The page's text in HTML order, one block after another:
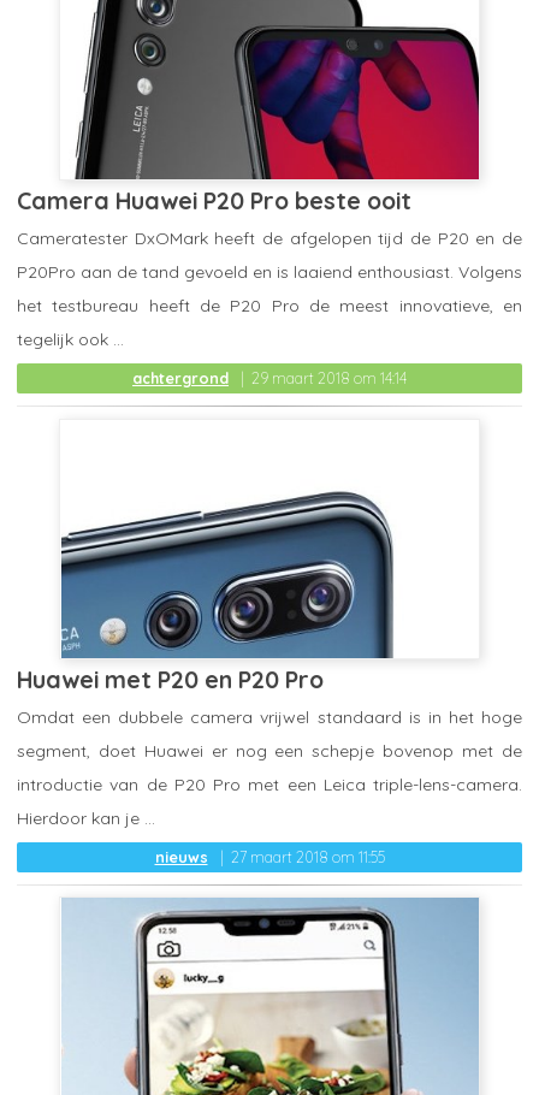
Camera Huawei P20 Pro beste ooit
achtergrond 29 maart 2018 om 14:14
Cameratester DxOMark heeft de afgelopen tijd de P20 en de
P20Pro aan de tand gevoeld en is laaiend enthousiast. Volgens
het testbureau heeft de P20 Pro de meest innovatieve, en
tegelijk ook ...
Huawei met P20 en P20 Pro
nieuws 27 maart 2018 om 11:55
Omdat een dubbele camera vrijwel standaard is in het hoge
segment, doet Huawei er nog een schepje bovenop met de
introductie van de P20 Pro met een Leica triple-lens-camera.
Hierdoor kan je ...